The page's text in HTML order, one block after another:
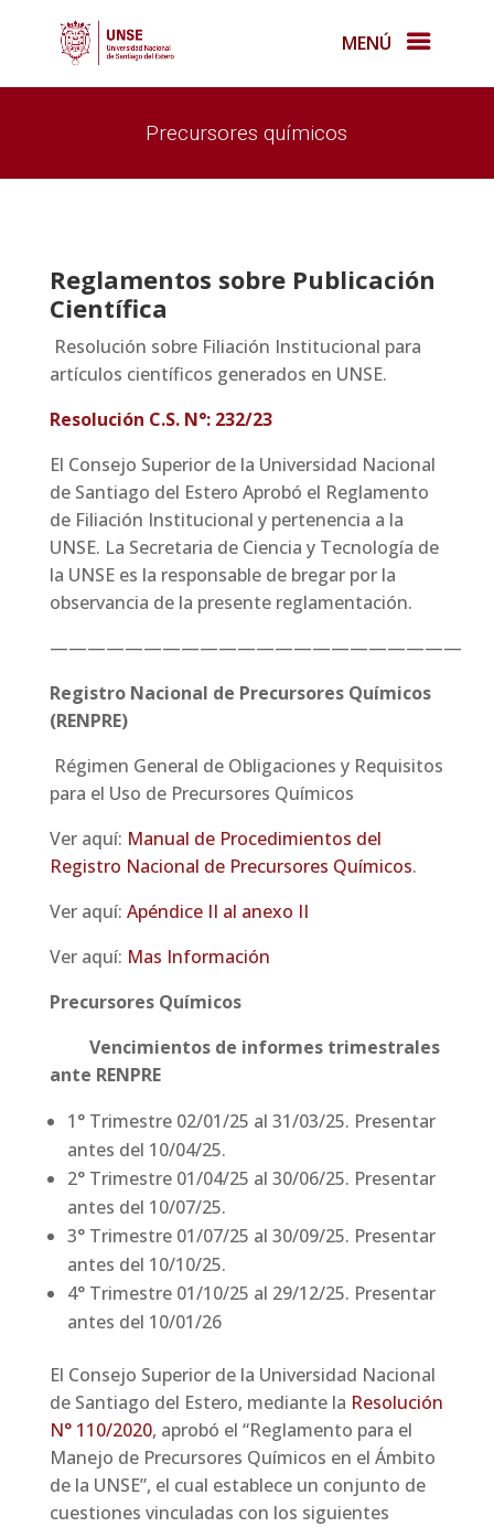
MENÚ
Precursores químicos
Reglamentos sobre Publicación
Científica
Resolución sobre Filiación Institucional para
artículos científicos generados en UNSE.
Resolución C.S. N°: 232/23
El Consejo Superior de la Universidad Nacional
de Santiago del Estero Aprobó el Reglamento
de Filiación Institucional y pertenencia a la
UNSE. La Secretaria de Ciencia y Tecnología de
la UNSE es la responsable de bregar por la
observancia de la presente reglamentación.
——————————————————————
Registro Nacional de Precursores Químicos
(RENPRE)
Régimen General de Obligaciones y Requisitos
para el Uso de Precursores Químicos
Ver aquí: Manual de Procedimientos del
Registro Nacional de Precursores Químicos.
Ver aquí: Apéndice II al anexo II
Ver aquí: Mas Información
Precursores Químicos
Vencimientos de informes trimestrales
ante RENPRE
1° Trimestre 02/01/25 al 31/03/25. Presentar
antes del 10/04/25.
2° Trimestre 01/04/25 al 30/06/25. Presentar
antes del 10/07/25.
3° Trimestre 01/07/25 al 30/09/25. Presentar
antes del 10/10/25.
4° Trimestre 01/10/25 al 29/12/25. Presentar
antes del 10/01/26
El Consejo Superior de la Universidad Nacional
de Santiago del Estero, mediante la Resolución
N° 110/2020, aprobó el “Reglamento para el
Manejo de Precursores Químicos en el Ámbito
de la UNSE”, el cual establece un conjunto de
cuestiones vinculadas con los siguientes